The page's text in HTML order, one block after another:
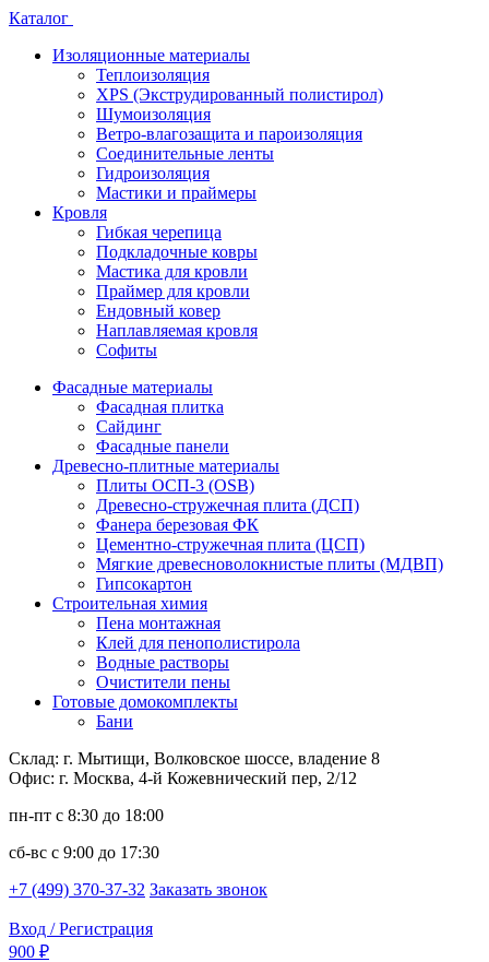
Каталог
Изоляционные материалы
Теплоизоляция
XPS (Экструдированный полистирол)
Шумоизоляция
Ветро-влагозащита и пароизоляция
Соединительные ленты
Гидроизоляция
Мастики и праймеры
Кровля
Гибкая черепица
Подкладочные ковры
Мастика для кровли
Праймер для кровли
Ендовный ковер
Наплавляемая кровля
Софиты
Фасадные материалы
Фасадная плитка
Сайдинг
Фасадные панели
Древесно-плитные материалы
Плиты ОСП-3 (OSB)
Древесно-стружечная плита (ДСП)
Фанера березовая ФК
Цементно-стружечная плита (ЦСП)
Мягкие древесноволокнистые плиты (МДВП)
Гипсокартон
Строительная химия
Пена монтажная
Клей для пенополистирола
Водные растворы
Очистители пены
Готовые домокомплекты
Бани
Склад: г. Мытищи, Волковское шоссе, владение 8
Офис: г. Москва, 4-й Кожевнический пер, 2/12
пн-пт с 8:30 до 18:00
сб-вс с 9:00 до 17:30
+7 (499) 370-37-32 Заказать звонок
Вход / Регистрация
900 ₽